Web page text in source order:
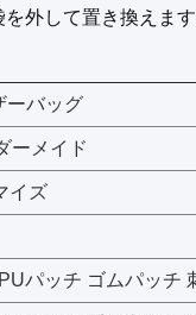
外して置き換えま
ーバッグ
ーメイド
イズ
パッチ ゴムパッチ